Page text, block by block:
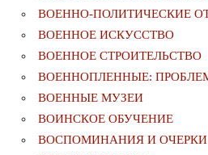
ВОЕННО-ПОЛИТИЧЕСКИE
ВОЕННОЕ ИСКУССТВО
ВОЕННОЕ СТРОИТЕЛЬСТВО
ВОЕННОПЛЕННЫЕ:
ВОЕННЫЕ МУЗЕИ
ВОИНСКОЕ ОБУЧЕНИЕ
ВОСПОМИНАНИЯ И ОЧЕРКИ